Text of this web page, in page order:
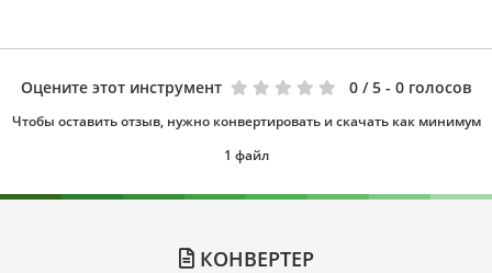
Оцените этот инструмент 0 / 5 - 0 голосов
Чтобы оставить отзыв, нужно конвертировать и скачать как минимум
1 файл
КОНВЕРТЕР